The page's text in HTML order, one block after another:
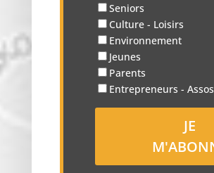
Seniors
Culture - Loisirs
Environnement
Jeunes
Parents
Entrepreneurs - Assos